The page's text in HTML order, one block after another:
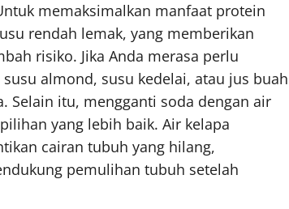
memaksimalkan manfaat protein
rendah lemak, yang memberikan
risiko. Jika Anda merasa perlu
almond, susu kedelai, atau jus buah
Selain itu, mengganti soda dengan air
yang lebih baik. Air kelapa
cairan tubuh yang hilang,
pemulihan tubuh setelah